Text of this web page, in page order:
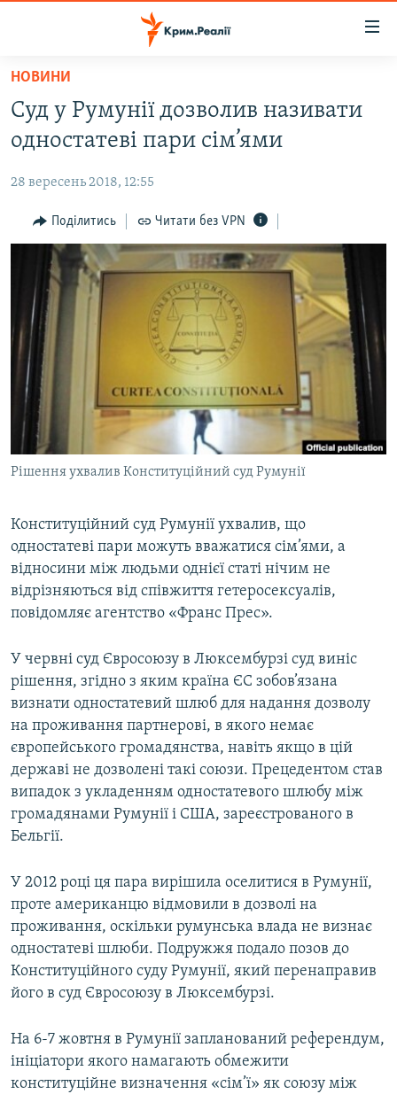
Перейти
основного
матеріалу
до
навігації
Перейти
пошуку
ВОДА.КРИМ
ПОЛІТИКА
БЛОГИ
ПОГЛЯД
ІНТЕРВ'Ю
ВСЕ ЗА ДЕНЬ
СПЕЦПРОЕКТИ
ДЕПОРТАЦІЯ
ВІДЕОУРОКИ «ELIFBE»
СВІДЧЕННЯ ОКУПАЦІЇ
УКРАЇНСЬКА ПРОБЛЕМА КРИМУ
ЯК ОБІЙТИ БЛОКУВАННЯ
Русский
Qırımtatar
Усі сайти RFE/RL
НОВИНИ
Суд у Румунії дозволив називати
одностатеві пари сім’ями
28 вересень 2018, 12:55
Поділитись Читати без VPN
Рішення ухвалив Конституційний суд Румунії
Конституційний суд Румунії ухвалив, що
одностатеві пари можуть вважатися сім’ями, а
відносини між людьми однієї статі нічим не
відрізняються від співжиття гетеросексуалів,
повідомляє агентство «Франс Прес».
У червні суд Євросоюзу в Люксембурзі суд виніс
рішення, згідно з яким країна ЄС зобов’язана
визнати одностатевий шлюб для надання дозволу
на проживання партнерові, в якого немає
європейського громадянства, навіть якщо в цій
державі не дозволені такі союзи. Прецедентом став
випадок з укладенням одностатевого шлюбу між
громадянами Румунії і США, зареєстрованого в
Бельгії.
У 2012 році ця пара вирішила оселитися в Румунії,
проте американцю відмовили в дозволі на
проживання, оскільки румунська влада не визнає
одностатеві шлюби. Подружжя подало позов до
Конституційного суду Румунії, який перенаправив
його в суд Євросоюзу в Люксембурзі.
На 6-7 жовтня в Румунії запланований референдум,
ініціатори якого намагають обмежити
конституційне визначення «сім’ї» як союзу між